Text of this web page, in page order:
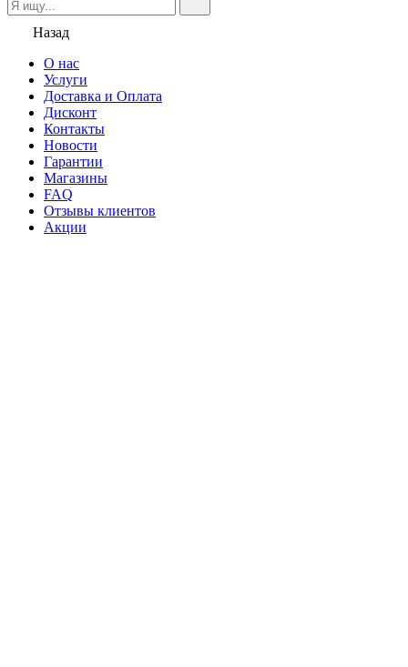
Назад
О нас
Услуги
Доставка и Оплата
Дисконт
Контакты
Новости
Гарантии
Магазины
FAQ
Отзывы клиентов
Акции